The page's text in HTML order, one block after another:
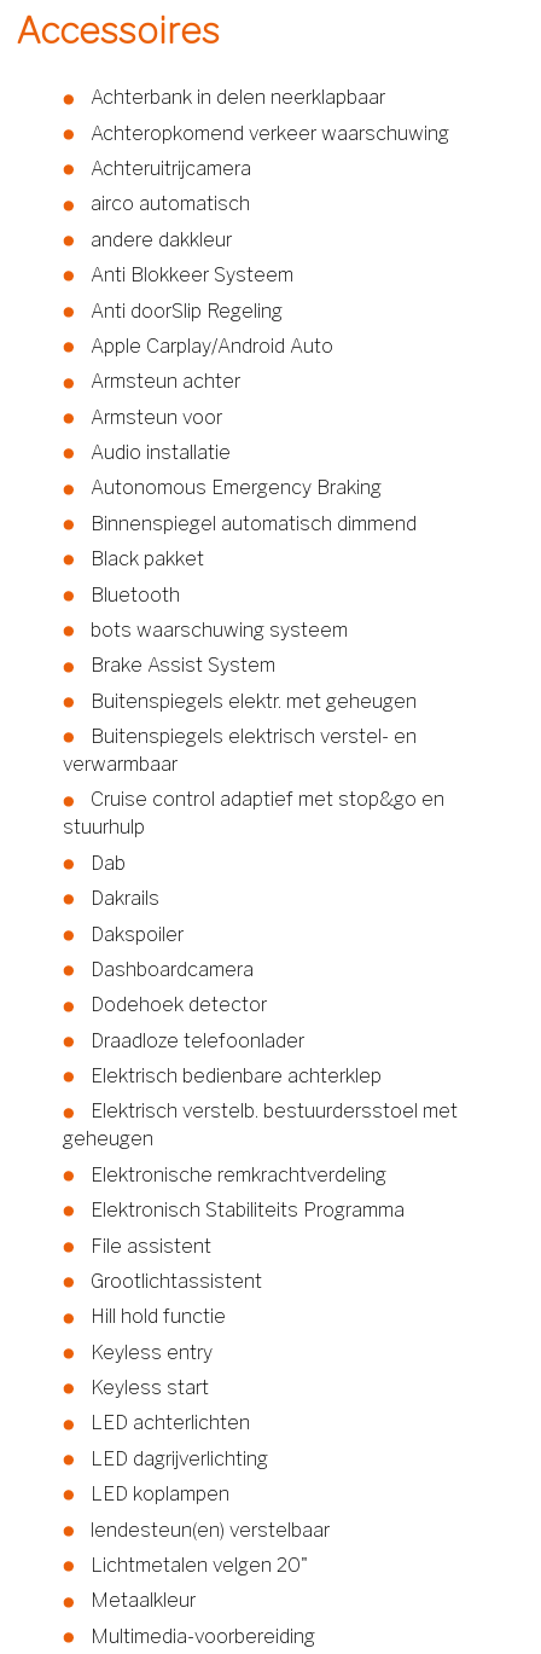
Accessoires
Achterbank in delen neerklapbaar
Achteropkomend verkeer waarschuwing
Achteruitrijcamera
airco automatisch
andere dakkleur
Anti Blokkeer Systeem
Anti doorSlip Regeling
Apple Carplay/Android Auto
Armsteun achter
Armsteun voor
Audio installatie
Autonomous Emergency Braking
Binnenspiegel automatisch dimmend
Black pakket
Bluetooth
bots waarschuwing systeem
Brake Assist System
Buitenspiegels elektr. met geheugen
Buitenspiegels elektrisch verstel- en
verwarmbaar
Cruise control adaptief met stop&go en
stuurhulp
Dab
Dakrails
Dakspoiler
Dashboardcamera
Dodehoek detector
Draadloze telefoonlader
Elektrisch bedienbare achterklep
Elektrisch verstelb. bestuurdersstoel met
geheugen
Elektronische remkrachtverdeling
Elektronisch Stabiliteits Programma
File assistent
Grootlichtassistent
Hill hold functie
Keyless entry
Keyless start
LED achterlichten
LED dagrijverlichting
LED koplampen
lendesteun(en) verstelbaar
Lichtmetalen velgen 20"
Metaalkleur
Multimedia-voorbereiding